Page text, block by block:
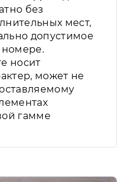
без
мест,
допустимое
номере.
носит
может не
гамме